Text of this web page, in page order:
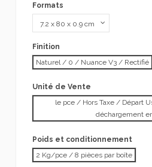
Formats
Finition
Naturel / 0 / Nuance V3 / Rectifié
Unité de Vente
le pce / Hors Taxe / Départ
déchargement
Poids et conditionnement
2 Kg/pce / 8 pièces par boîte